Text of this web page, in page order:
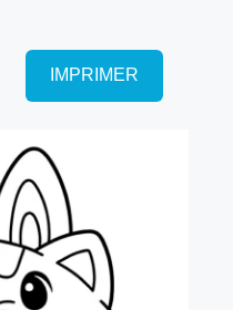
IMPRIMER